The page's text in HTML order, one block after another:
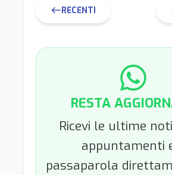
westRECENTI
RESTA
Ricevi le ultime
appuntamenti
passaparola